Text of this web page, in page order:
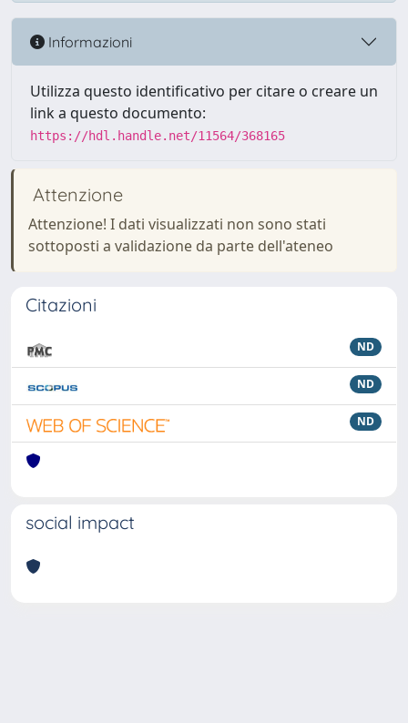
Informazioni
Utilizza questo identificativo per citare o creare un
link a questo documento:
https://hdl.handle.net/11564/368165
Attenzione
Attenzione! I dati visualizzati non sono stati
sottoposti a validazione da parte dell'ateneo
Citazioni
ND
ND
ND
social impact